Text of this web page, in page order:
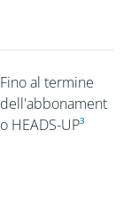
Fino al termine
dell'abbonament
o HEADS-UP³